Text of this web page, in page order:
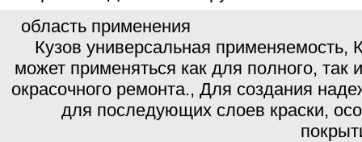
область применения
Кузов универсальная применяемость,
может применяться как для полного, так
окрасочного ремонта., Для создания
для последующих слоев краски,